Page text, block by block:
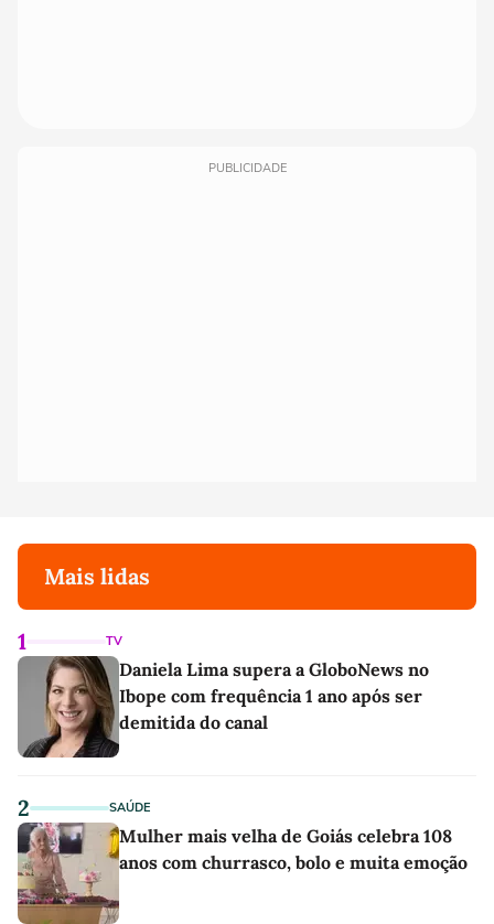
PUBLICIDADE
Mais lidas
1 TV
Daniela Lima supera a GloboNews no
Ibope com frequência 1 ano após ser
demitida do canal
2 SAÚDE
Mulher mais velha de Goiás celebra 108
anos com churrasco, bolo e muita emoção